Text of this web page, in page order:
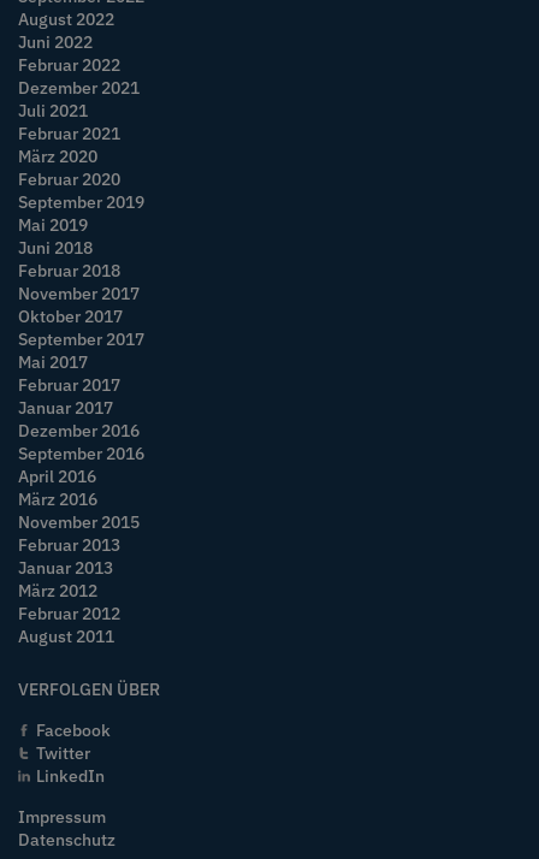
August 2022
Juni 2022
Februar 2022
Dezember 2021
Juli 2021
Februar 2021
März 2020
Februar 2020
September 2019
Mai 2019
Juni 2018
Februar 2018
November 2017
Oktober 2017
September 2017
Mai 2017
Februar 2017
Januar 2017
Dezember 2016
September 2016
April 2016
März 2016
November 2015
Februar 2013
Januar 2013
März 2012
Februar 2012
August 2011
VERFOLGEN ÜBER
Facebook
Twitter
LinkedIn
Impressum
Datenschutz